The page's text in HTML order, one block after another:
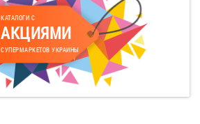
КАТАЛОГИ С
АКЦИЯМИ
СУПЕРМАРКЕТОВ УКРАИНЫ